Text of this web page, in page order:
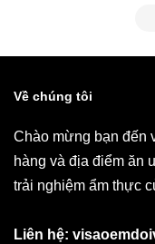
Về chúng tôi
Chào mừng bạn đến
hàng và địa điểm ăn
trải nghiệm ẩm thực
Liên hệ: